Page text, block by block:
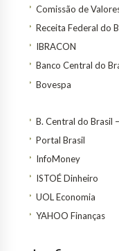
Comissão de
Receita Federal do
IBRACON
Banco Central do
Bovespa
B. Central do Brasil
Portal Brasil
InfoMoney
ISTOÉ Dinheiro
UOL Economia
YAHOO Finanças